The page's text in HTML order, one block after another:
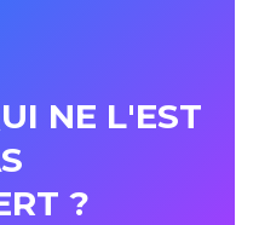
NE L'EST
?